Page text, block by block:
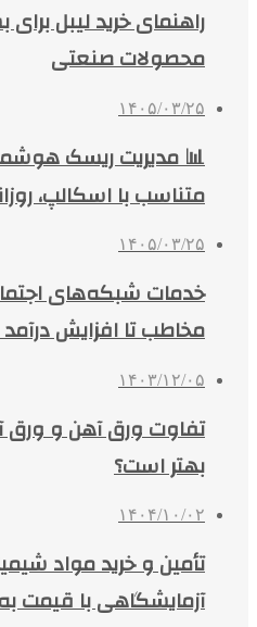
راهنمای خرید لیبل
محصولات صنعتی
۱۴۰۵/۰۳/۲۵
📊 مدیریت ریسک
متناسب با اسکالپ،
۱۴۰۵/۰۳/۲۵
مخاطب تا افزایش درآمد
۱۴۰۳/۱۲/۰۵
تفاوت ورق آهن و ورق
بهتر است؟
۱۴۰۴/۱۰/۰۲
تأمین و خرید مواد
آزمایشگاهی با قیمت